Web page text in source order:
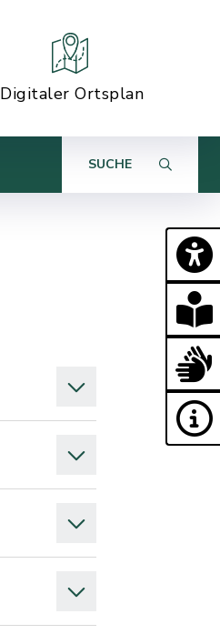
Digitaler Ortsplan
SUCHE